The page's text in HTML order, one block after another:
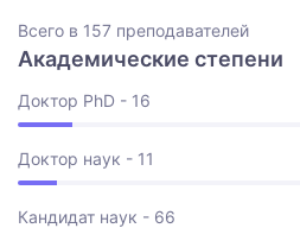
Всего в 157 преподавателей
Академические степени
Доктор PhD - 16
Доктор наук - 11
Кандидат наук - 66